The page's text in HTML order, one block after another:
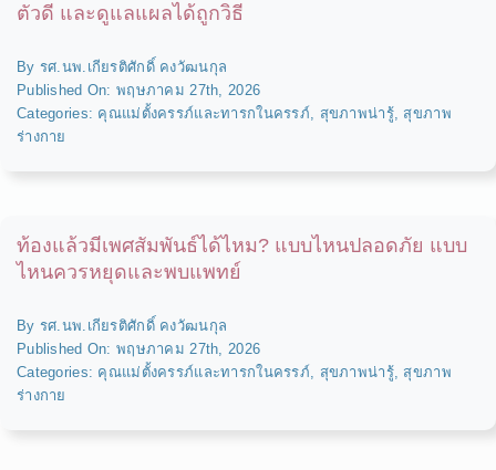
ตัวดี และดูแลแผลได้ถูกวิธี
By รศ.นพ.เกียรติศักดิ์ คงวัฒนกุล
Published On: พฤษภาคม 27th, 2026
Categories: คุณแม่ตั้งครรภ์และทารกในครรภ์ สุขภาพน่ารู้, สุขภาพ
ร่างกาย
ท้องแล้วมีเพศสัมพันธ์ได้ไหม? แบบไหนปลอดภัย แบบ
ไหนควรหยุดและพบแพทย์
By รศ.นพ.เกียรติศักดิ์ คงวัฒนกุล
Published On: พฤษภาคม 27th, 2026
Categories: คุณแม่ตั้งครรภ์และทารกในครรภ์ สุขภาพน่ารู้, สุขภาพ
ร่างกาย